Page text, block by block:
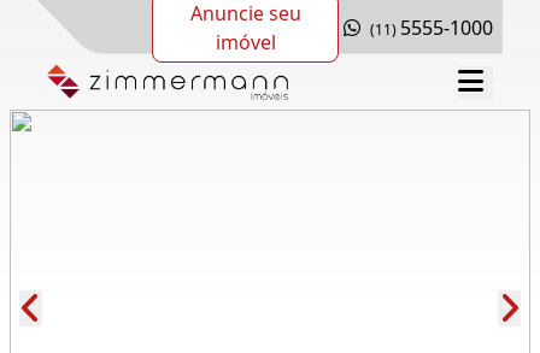
Anuncie seu
imóvel
(11) 5555-1000